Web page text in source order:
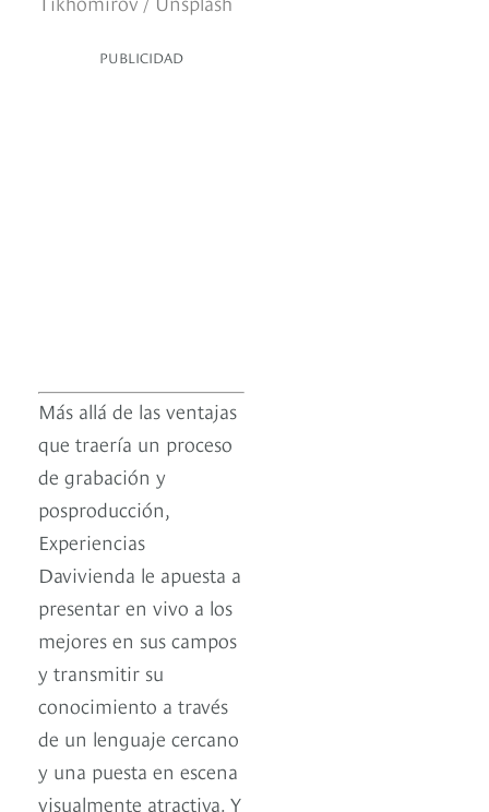
PUBLICIDAD
Más allá de las ventajas
que traería un proceso
de grabación y
posproducción,
Experiencias
Davivienda le apuesta a
presentar en vivo a los
mejores en sus campos
y transmitir su
conocimiento a través
de un lenguaje cercano
y una puesta en escena
visualmente atractiva. Y